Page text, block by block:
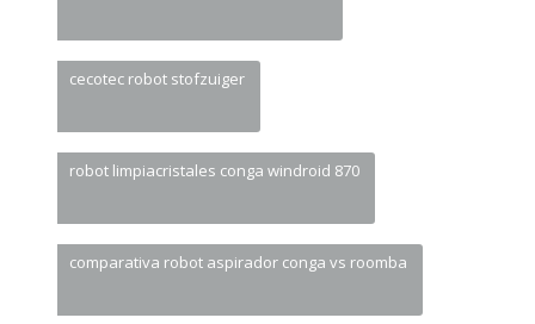
cecotec robot stofzuiger
robot limpiacristales conga windroid 870
comparativa robot aspirador conga vs roomba